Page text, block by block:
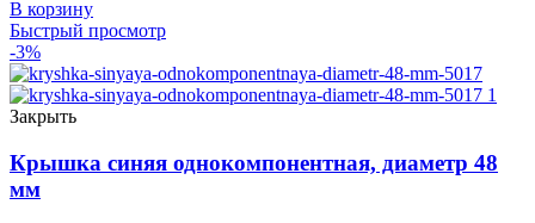
В корзину
Быстрый просмотр
-3%
Закрыть
Крышка синяя однокомпонентная, диаметр 48
мм